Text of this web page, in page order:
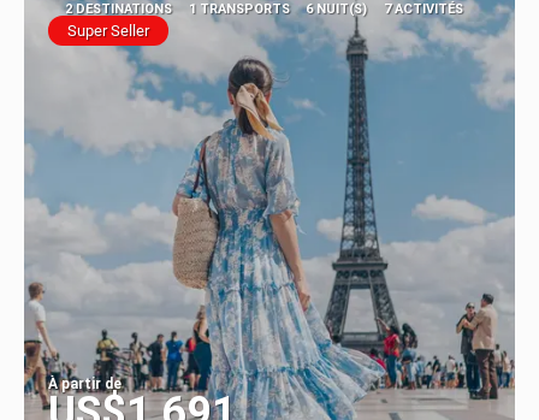
2 DESTINATIONS 1 TRANSPORTS 6 NUIT(S) 7 ACTIVITÉS
Super Seller
À partir de